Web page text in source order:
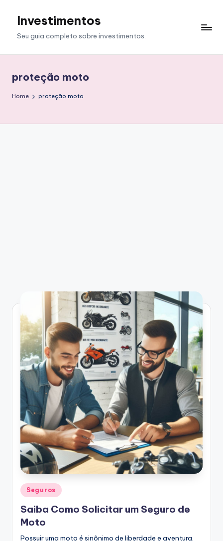
Investimentos
Seu guia completo sobre investimentos.
proteção moto
Home proteção moto
Posted
in
Seguros
Saiba Como Solicitar um Seguro de
Moto
Possuir uma moto é sinônimo de liberdade e aventura.